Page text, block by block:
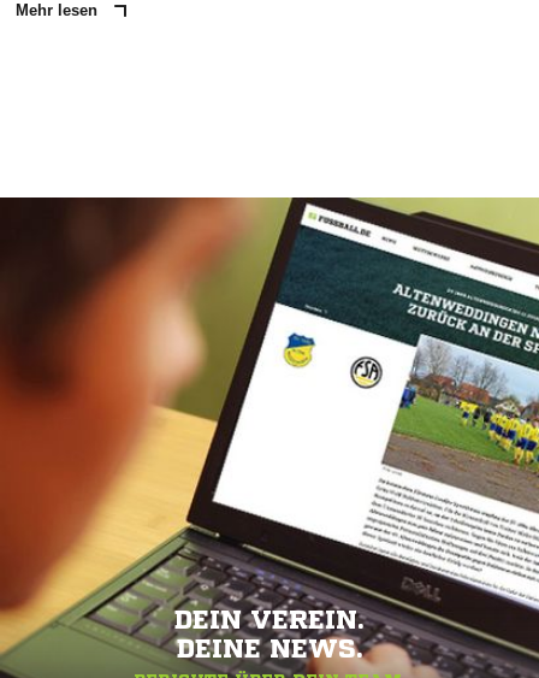
Mehr lesen
DEIN VEREIN.
DEINE NEWS.